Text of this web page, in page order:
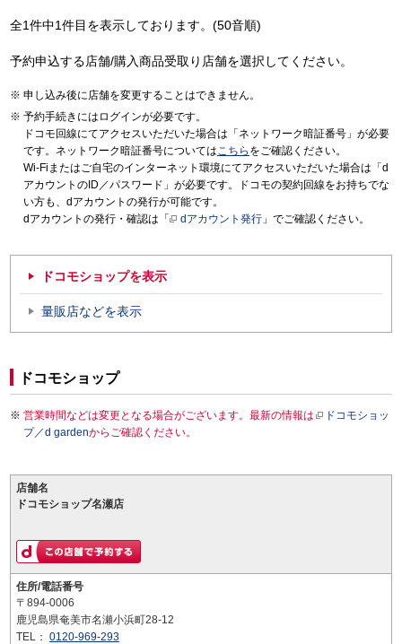
全1件中1件目を表示しております。(50音順)
予約申込する店舗/購入商品受取り店舗を選択してください。
申し込み後に店舗を変更することはできません。
予約手続きにはログインが必要です。
ドコモ回線にてアクセスいただいた場合は「ネットワーク暗証番号」が必要
です。ネットワーク暗証番号についてはこちら をご確認ください。
Wi-Fiまたはご自宅のインターネット環境にてアクセスいただいた場合は「d
アカウントのID／パスワード」が必要です。ドコモの契約回線をお持ちでな
い方も、dアカウントの発行が可能です。
dアカウントの発行・確認は「
dアカウント発行 」でご確認ください。
ドコモショップを表示
量販店などを表示
ドコモショップ
営業時間などは変更となる場合がございます。最新の情報は
ドコモショッ
プ／d gardenからご確認ください。
店舗名
ドコモショップ名瀬店
住所/電話番号
〒894-0006
鹿児島県奄美市名瀬小浜町28-12
TEL： 0120-969-293